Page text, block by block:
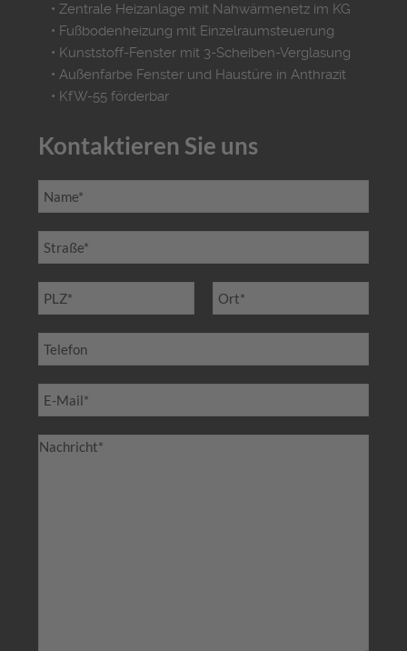
• Zentrale Heizanlage mit Nahwärmenetz im KG
• Fußbodenheizung mit Einzelraumsteuerung
• Kunststoff-Fenster mit 3-Scheiben-Verglasung
• Außenfarbe Fenster und Haustüre in Anthrazit
• KfW-55 förderbar
Kontaktieren Sie uns